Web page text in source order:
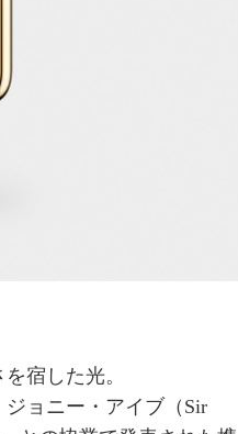
宿した光。
ョニー・アイブ（Sir